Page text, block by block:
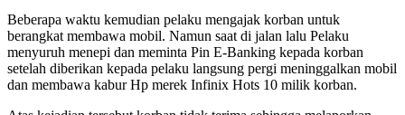
Beberapa waktu kemudian pelaku mengajak korban untuk
berangkat membawa mobil. Namun saat di jalan lalu Pelaku
menyuruh menepi dan meminta Pin E-Banking kepada korban
setelah diberikan kepada pelaku langsung pergi meninggalkan mobil
dan membawa kabur Hp merek Infinix Hots 10 milik korban.